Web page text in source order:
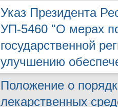
Указ Президента
УП-5460 "О мерах
государственной
улучшению
Положение о
лекарственных